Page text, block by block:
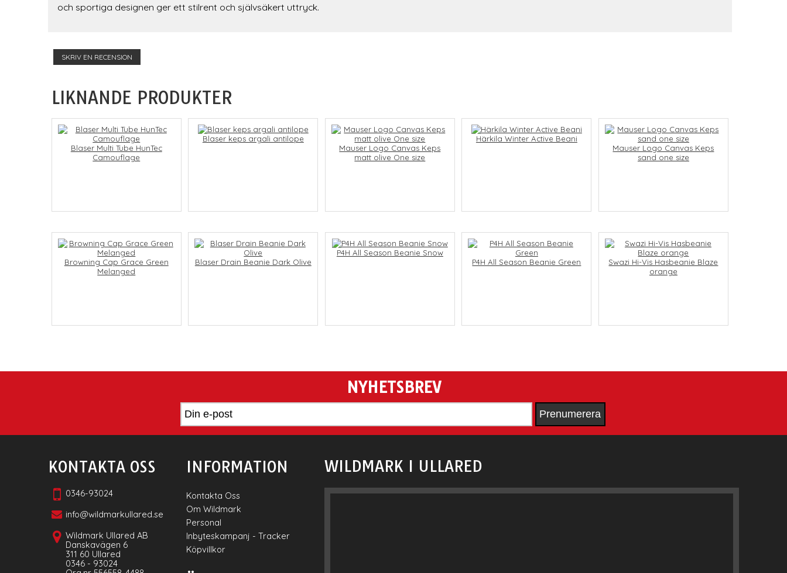
och sportiga designen ger ett stilrent och självsäkert uttryck.
SKRIV EN RECENSION
LIKNANDE PRODUKTER
Blaser Multi Tube HunTec
Camouflage
Blaser keps argali antilope
Mauser Logo Canvas Keps
matt olive One size
Härkila Winter Active Beani
Mauser Logo Canvas Keps
sand one size
Browning Cap Grace Green
Melanged
Blaser Drain Beanie Dark Olive
P4H All Season Beanie Snow
P4H All Season Beanie Green
Swazi Hi-Vis Hasbeanie Blaze
orange
NYHETSBREV
WILDMARK I ULLARED
KONTAKTA OSS
0346-93024
info@wildmarkullared.se
Wildmark Ullared AB
Danskavägen 6
311 60 Ullared
0346 - 93024
INFORMATION
Kontakta Oss
Om Wildmark
Personal
Inbyteskampanj - Tracker
Köpvillkor